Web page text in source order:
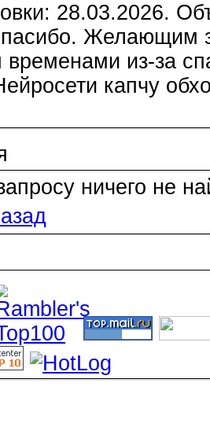
28.03.2026.
Желающим
временами из-за
капчу
ничего не